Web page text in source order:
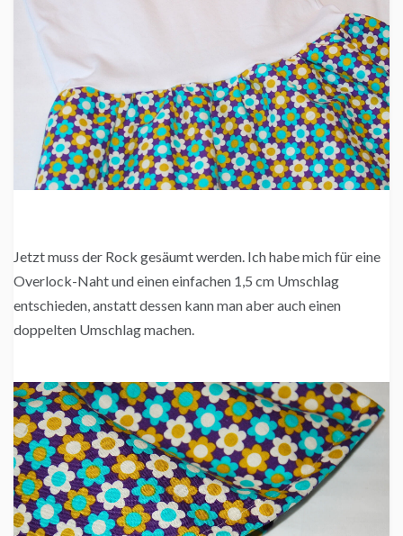
Jetzt muss der Rock gesäumt werden. Ich habe mich für eine
Overlock-Naht und einen einfachen 1,5 cm Umschlag
entschieden, anstatt dessen kann man aber auch einen
doppelten Umschlag machen.